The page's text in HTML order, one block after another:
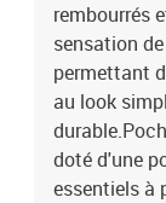
rembourrés
sensation
permettant
au look
doté d'une
essentiels à